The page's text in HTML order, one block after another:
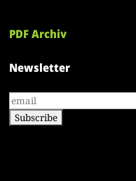
PDF Archiv
Newsletter